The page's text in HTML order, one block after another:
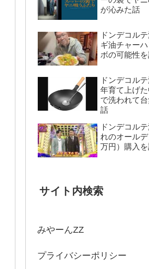
が沁みた話
ドンデコル
ギ油チャー
ボの可能性を
ドンデコル
年育て上げ
で洗われて
話
ドンデコル
れのオール
万円）購入を
サイト内検索
みやーんZZ
プライバシーポリシー